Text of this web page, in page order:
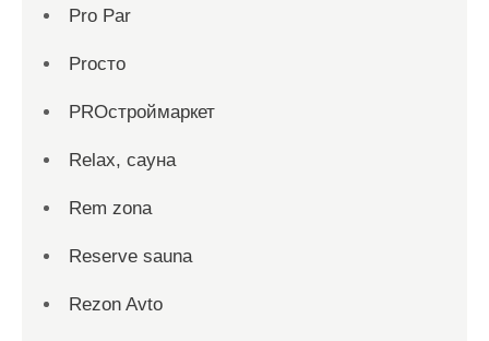
Pro Par
Proсто
PROстроймаркет
Relax, сауна
Rem zona
Reserve sauna
Rezon Avto